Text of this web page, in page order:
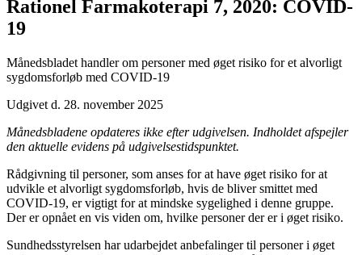
Rationel Farmakoterapi 7, 2020: COVID-
19
Månedsbladet handler om personer med øget risiko for et alvorligt
sygdomsforløb med COVID-19
Udgivet d. 28. november 2025
Månedsbladene opdateres ikke efter udgivelsen. Indholdet afspejler
den aktuelle evidens på udgivelsestidspunktet.
Rådgivning til personer, som anses for at have øget risiko for at
udvikle et alvorligt sygdomsforløb, hvis de bliver smittet med
COVID-19, er vigtigt for at mindske sygelighed i denne gruppe.
Der er opnået en vis viden om, hvilke personer der er i øget risiko.
Sundhedsstyrelsen har udarbejdet anbefalinger til personer i øget